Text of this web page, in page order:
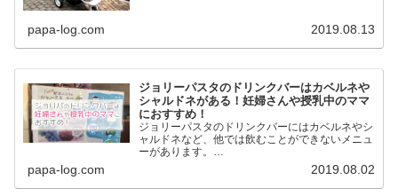
ことでエアバギー(ベビーカー)を洗いました。
papa-log.com 2019.08.13
ジョリーパスタのドリンクバーはカベルネや
シャルドネがある！妊婦さんや授乳中のママ
におすすめ！
ジョリーパスタのドリンクバーにはカベルネやシ
ャルドネなど、他では飲むことができないメニュ
ーがあります。
アルコールを我慢しているけど「せめて飲んでる
気分だけでも味わいたい」という妊婦さんや授乳
中のママにおすすめ！
papa-log.com 2019.08.02